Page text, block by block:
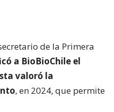
de la Primera
a BioBioChile el
valoró la
, en 2024, que permite